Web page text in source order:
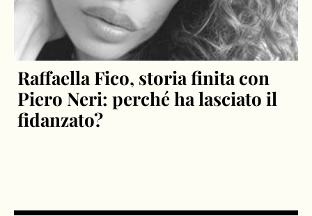
Raffaella Fico, storia finita con
Piero Neri: perché ha lasciato il
fidanzato?